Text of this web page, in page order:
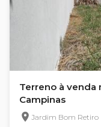
Terreno à venda
Campinas
Jardim Bom Retiro